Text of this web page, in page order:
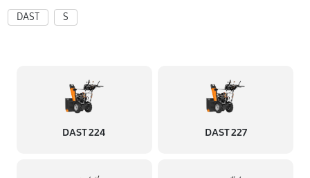
8570
DAST S
DAST 224 DAST 227